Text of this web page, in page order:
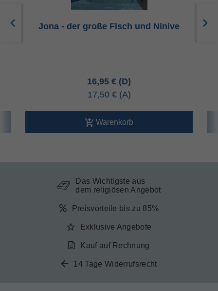
Jona - der große Fisch und Ninive
16,95 €
17,50 €
Warenkorb
Das Wichtigste aus
dem religiösen Angebot
Preisvorteile bis zu 85%
Exklusive Angebote
Kauf auf Rechnung
14 Tage Widerrufsrecht